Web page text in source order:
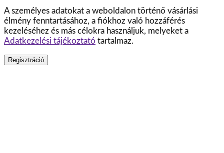
A személyes adatokat a weboldalon történő vásárlási
élmény fenntartásához, a fiókhoz való hozzáférés
kezeléséhez és más célokra használjuk, melyeket a
Adatkezelési tájékoztató tartalmaz.
Regisztráció